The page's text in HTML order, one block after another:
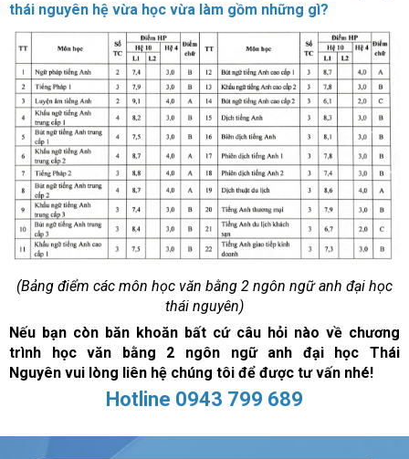
thái nguyên hệ vừa học vừa làm gồm những gì?
(Bảng điểm các môn học văn bằng 2 ngôn ngữ anh đại học
thái nguyên)
Nếu bạn còn băn khoăn bất cứ câu hỏi nào về chương
trình học văn bằng 2 ngôn ngữ anh đại học Thái
Nguyên vui lòng liên hệ chúng tôi để được tư vấn nhé!
Hotline 0943 799 689